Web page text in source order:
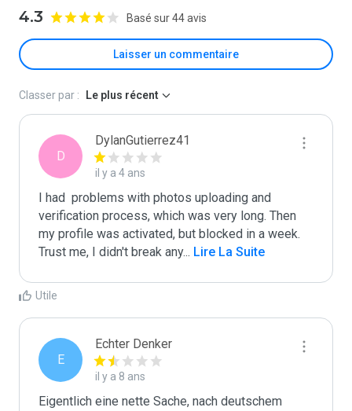
4.3 Basé sur 44 avis
Laisser un commentaire
Classer par : Le plus récent
D
DylanGutierrez41
il y a 4 ans
I had  problems with photos uploading and
verification process, which was very long. Then
my profile was activated, but blocked in a week.
Trust me, I didn't break any... Lire La Suite
Utile
E
Echter Denker
il y a 8 ans
Eigentlich eine nette Sache, nach deutschem